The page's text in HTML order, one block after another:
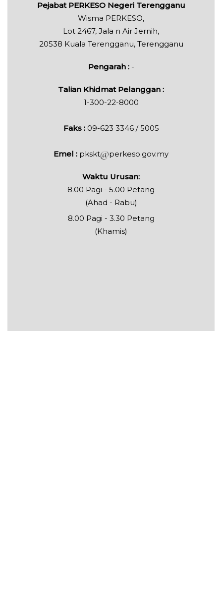
Pejabat PERKESO Negeri Terengganu
Wisma PERKESO,
Lot 2467, Jala n Air Jernih,
20538 Kuala Terengganu, Terengganu
Pengarah :-
Talian Khidmat Pelanggan :
1-300-22-8000
Faks : 09-623 3346 / 5005
Emel : pkskt perkeso.gov.my
Waktu Urusan:
8.00 Pagi - 5.00 Petang
(Ahad - Rabu)
8.00 Pagi - 3.30 Petang
(Khamis)